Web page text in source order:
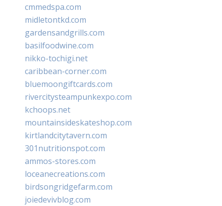
cmmedspa.com
midletontkd.com
gardensandgrills.com
basilfoodwine.com
nikko-tochigi.net
caribbean-corner.com
bluemoongiftcards.com
rivercitysteampunkexpo.com
kchoops.net
mountainsideskateshop.com
kirtlandcitytavern.com
301nutritionspot.com
ammos-stores.com
loceanecreations.com
birdsongridgefarm.com
joiedevivblog.com